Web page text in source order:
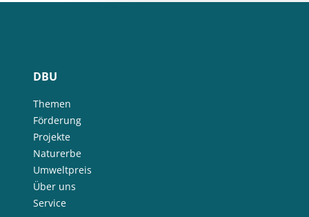
DBU
Themen
Förderung
Projekte
Naturerbe
Umweltpreis
Über uns
Service